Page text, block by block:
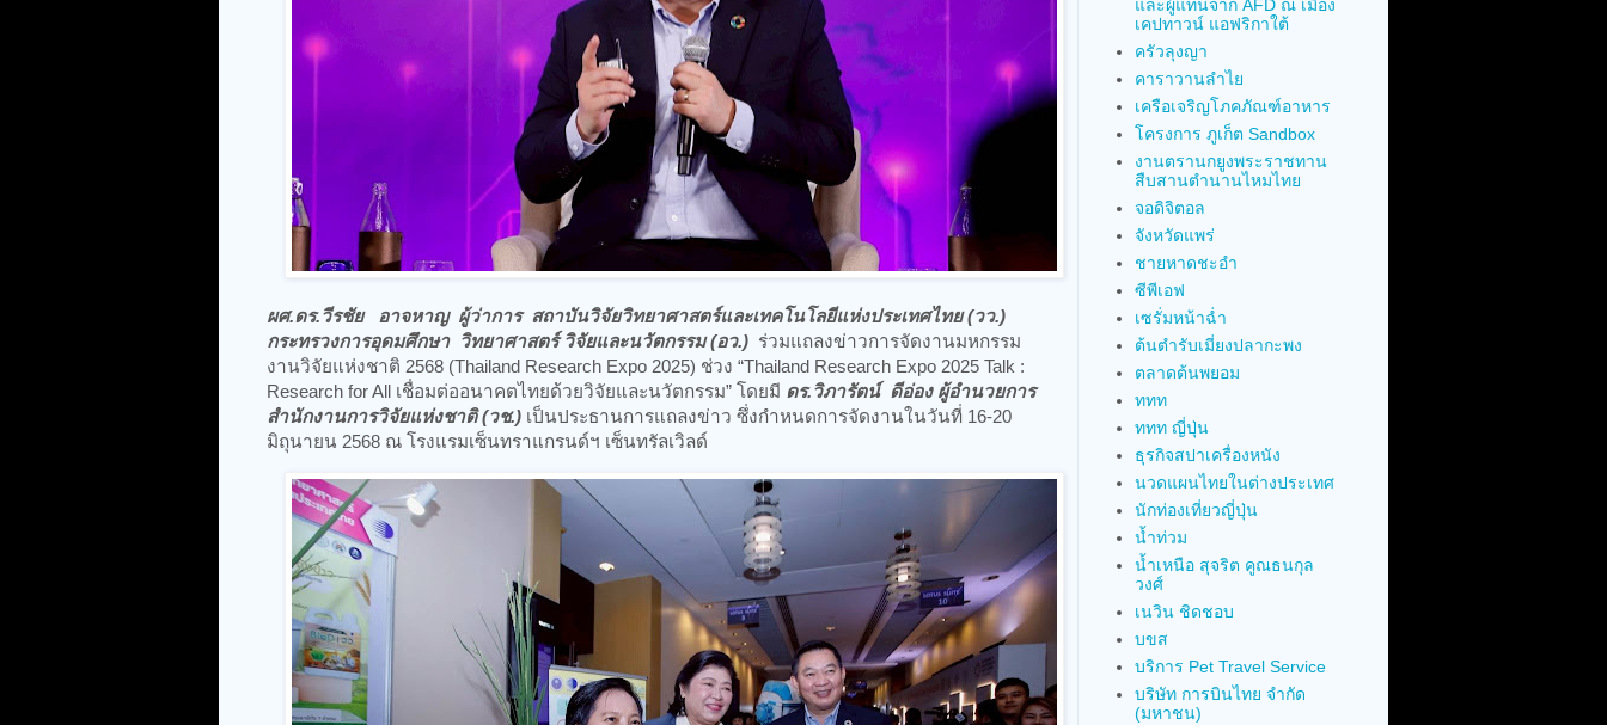
ผศ.ดร.วีรชัย อาจหาญ ผู้ว่าการ สถาบันวิจัยวิทยาศาสตร์และเทคโนโลยีแห่งประเทศไทย (วว.)
กระทรวงการอุดมศึกษา วิทยาศาสตร์ วิจัยและนวัตกรรม (อว.) ร่วมแถลงข่าวการจัดงานมหกรรม
งานวิจัยแห่งชาติ 2568 (Thailand Research Expo 2025) ช่วง “Thailand Research Expo 2025 Talk :
Research for All เชื่อมต่ออนาคตไทยด้วยวิจัยและนวัตกรรม” โดยมี ดร.วิภารัตน์ ดีอ่อง ผู้อำนวยการ
สำนักงานการวิจัยแห่งชาติ (วช.) เป็นประธานการแถลงข่าว ซึ่งกำหนดการจัดงานในวันที่ 16-20
มิถุนายน 2568 ณ โรงแรมเซ็นทราแกรนด์ฯ เซ็นทรัลเวิลด์
และผู้แทนจาก AFD ณ เมือง
เคปทาวน์ แอฟริกาใต้
ครัวลุงญา
คาราวานลำไย
เครือเจริญโภคภัณฑ์อาหาร
โครงการ ภูเก็ต Sandbox
งานตรานกยูงพระราชทาน
สืบสานตำนานไหมไทย
จอดิจิตอล
จังหวัดแพร่
ชายหาดชะอำ
ซีพีเอฟ
เซรั่มหน้าฉ่ำ
ต้นตำรับเมี่ยงปลากะพง
ตลาดต้นพยอม
ททท
ททท ญี่ปุ่น
ธุรกิจสปาเครื่องหนัง
นวดแผนไทยในต่างประเทศ
นักท่องเที่ยวญี่ปุ่น
น้ำท่วม
น้ำเหนือ สุจริต คูณธนกุล
วงศ์
เนวิน ชิดชอบ
บขส
บริการ Pet Travel Service
บริษัท การบินไทย จำกัด
(มหาชน)